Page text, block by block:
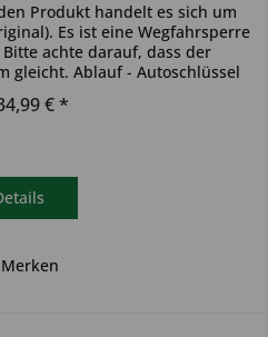
Produkt handelt es sich um
Es ist eine Wegfahrsperre
achte darauf, dass der
gleicht. Ablauf - Autoschlüssel
€ *
Merken